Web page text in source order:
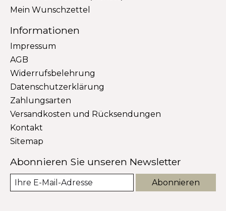
Mein Wunschzettel
Informationen
Impressum
AGB
Widerrufsbelehrung
Datenschutzerklärung
Zahlungsarten
Versandkosten und Rücksendungen
Kontakt
Sitemap
Abonnieren Sie unseren Newsletter
Abonnieren